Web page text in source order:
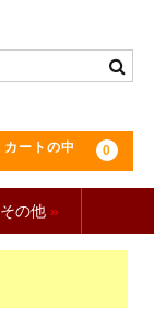
カートの中 0
その他 »